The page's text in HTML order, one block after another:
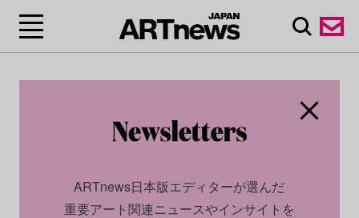
ARTnews日本版エディターが選んだ
重要アート関連ニュースやインサイトを